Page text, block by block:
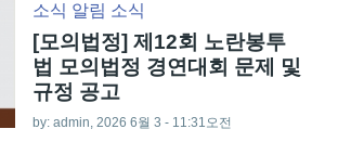
소식 알림 소식
[모의법정] 제12회 노란봉투
법 모의법정 경연대회 문제 및
규정 공고
by: admin, 2026 6월 3 - 11:31오전